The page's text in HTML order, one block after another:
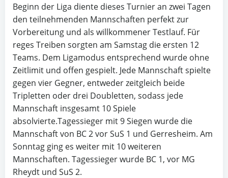
Beginn der Liga diente dieses Turnier an zwei Tagen
den teilnehmenden Mannschaften perfekt zur
Vorbereitung und als willkommener Testlauf. Für
reges Treiben sorgten am Samstag die ersten 12
Teams. Dem Ligamodus entsprechend wurde ohne
Zeitlimit und offen gespielt. Jede Mannschaft spielte
gegen vier Gegner, entweder zeitgleich beide
Tripletten oder drei Doubletten, sodass jede
Mannschaft insgesamt 10 Spiele
absolvierte.Tagessieger mit 9 Siegen wurde die
Mannschaft von BC 2 vor SuS 1 und Gerresheim. Am
Sonntag ging es weiter mit 10 weiteren
Mannschaften. Tagessieger wurde BC 1, vor MG
Rheydt und SuS 2.